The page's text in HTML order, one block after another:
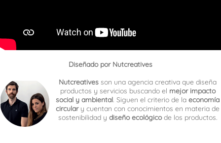
Diseñado por Nutcreatives
Nutcreatives son una agencia creativa que diseña
productos y servicios buscando el mejor impacto
social y ambiental. Siguen el criterio de la economía
circulary cuentan con conocimientos en materia de
sostenibilidad y diseño ecológicode los productos.